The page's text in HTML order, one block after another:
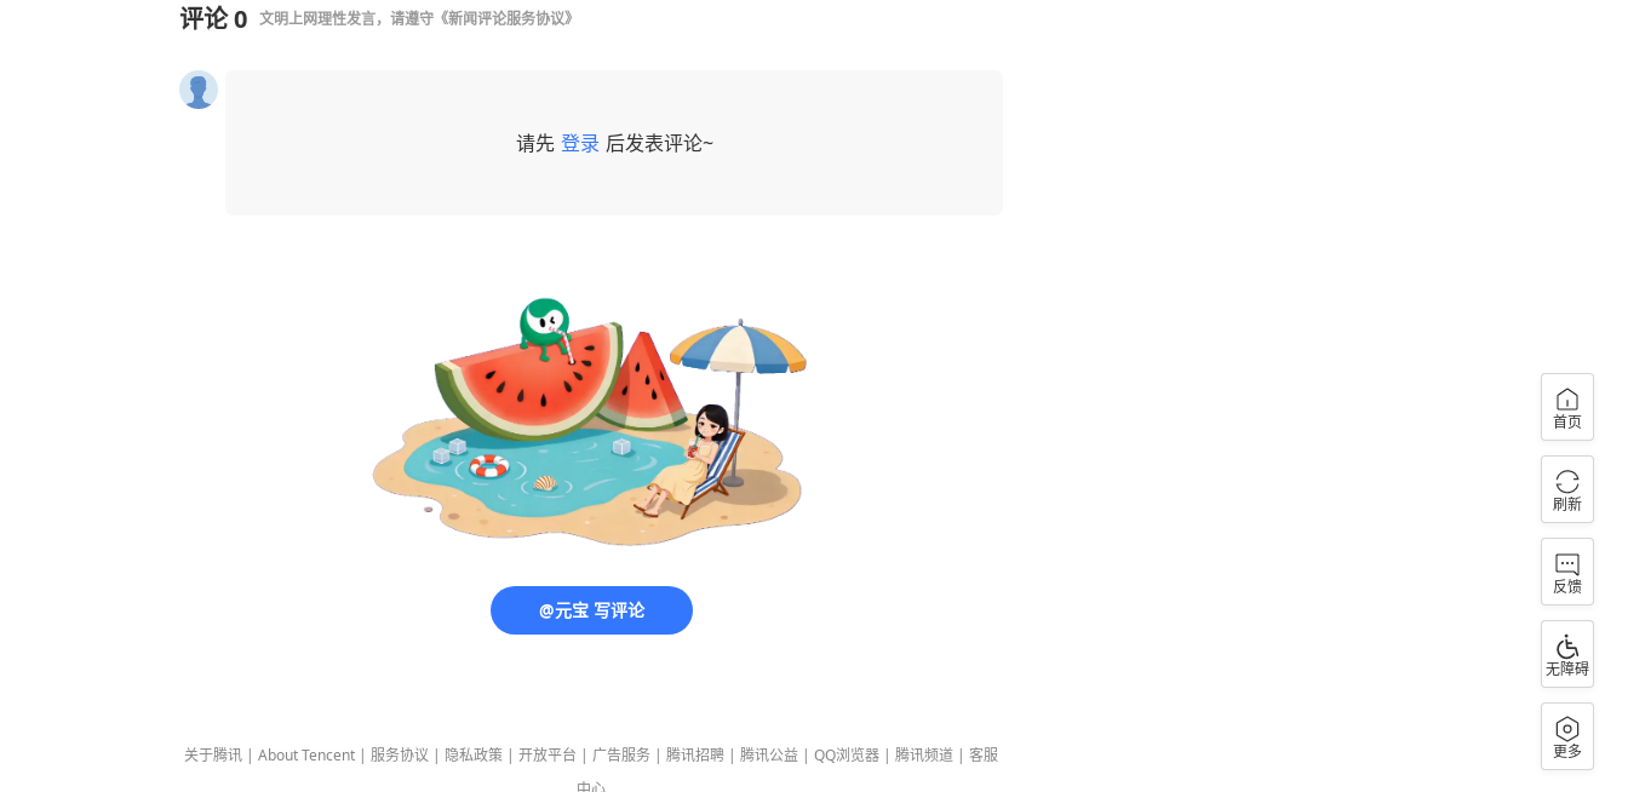
评论0 文明上网理性发言，请遵守 《新闻评论服务协议》
请先 登录 后发表评论~
@元宝 写评论
关于腾讯 | About Tencent | 服务协议 | 隐私政策 | 开放平台 | 广告服务 | 腾讯招聘 | 腾讯公益 | QQ浏览器 | 腾讯频道 | 客服
首页
刷新
反馈
无障碍
更多